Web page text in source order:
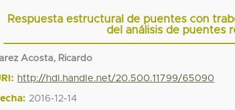
Respuesta estructural de puentes con
del análisis de puentes
Acosta, Ricardo
http://hdl.handle.net/20.500.11799/65090
2016-12-14